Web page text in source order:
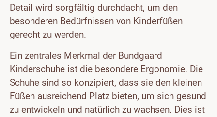
Detail wird sorgfältig durchdacht, um den
besonderen Bedürfnissen von Kinderfüßen
gerecht zu werden.
Ein zentrales Merkmal der Bundgaard
Kinderschuhe ist die besondere Ergonomie. Die
Schuhe sind so konzipiert, dass sie den kleinen
Füßen ausreichend Platz bieten, um sich gesund
zu entwickeln und natürlich zu wachsen. Dies ist